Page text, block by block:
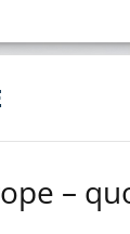
–